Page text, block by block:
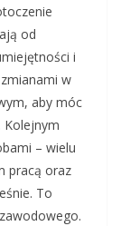
od
i
w
aby móc
Kolejnym
– wielu
pracą oraz
To